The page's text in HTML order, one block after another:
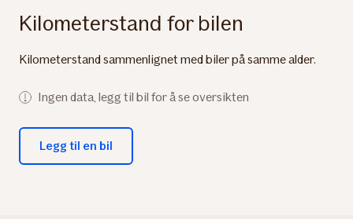
Kilometerstand for bilen
Kilometerstand sammenlignet med biler på samme alder.
Ingen data, legg til bil for å se oversikten
Legg til en bil